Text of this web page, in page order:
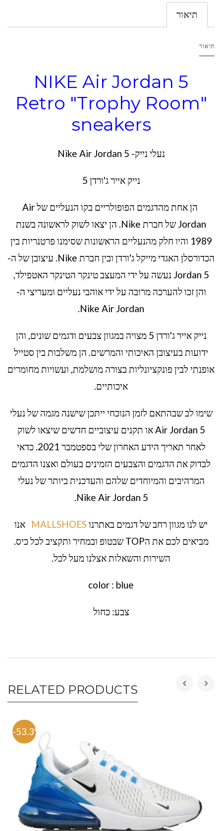
תיאור
תיאור
NIKE Air Jordan 5
Retro "Trophy Room"
sneakers
נעלי נייק- Nike Air Jordan 5
נייק אייר ג'ורדן 5
הן אחת מהדגמים הפופולריים בקו הנעליים של Air
Jordan של חברת Nike. הן יצאו לשוק לראשונה בשנת
1989 והיו חלק מהנעליים הראשונות שסימנו פרטנריות בין
הכדורסלן האגדי מייקל ג'ורדן ובין חברת Nike. עיצובן של ה-
Jordan 5 נעשה על ידי המעצב טינקר הטינקר האטפילד,
והן זכו להערכה מרובה על ידי אוהבי נעליים ומעריצי ה-
Nike Air Jordan.
נייק אייר ג'ורדן 5 מצויה במגוון צבעים ודגמים שונים, והן
ידועות בעיצובן האיכותי והמרשים. הן משלבות בין סטייל
אופנתי לבין פונקציונליות בצורה מושלמת, ועשויות מחומרים
איכותיים.
שימו לב שבהתאם לזמן הנוכחי ייתכן שישנה מגמה של נעלי
Air Jordan 5 או תקנים עיצוביים חדשים שיצאו לשוק
לאחר תאריך הידע האחרון שלי בספטמבר 2021. כדאי
לבדוק את הדגמים והצבעים הזמינים בעולם ואצנו הדגמים
המרהיבים והמיוחדים שלהם והעדכנית ביותר של נעלי
Nike Air Jordan 5.
יש לנו מגוון רחב של דגמים באתרנו MALLSHOES אנו
מביאים לכם את הTOP שבטופ ובמחיר ותקציב לכל כיס.
השירות והשאלות אצלנו מעל לכל.
color : blue
צבע: כחול
RELATED PRODUCTS
-53.3%